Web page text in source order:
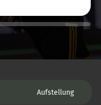
Aufstellung